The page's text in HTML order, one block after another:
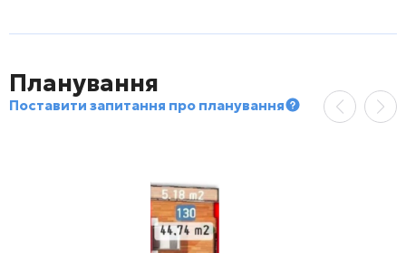
Планування
Поставити запитання про планування